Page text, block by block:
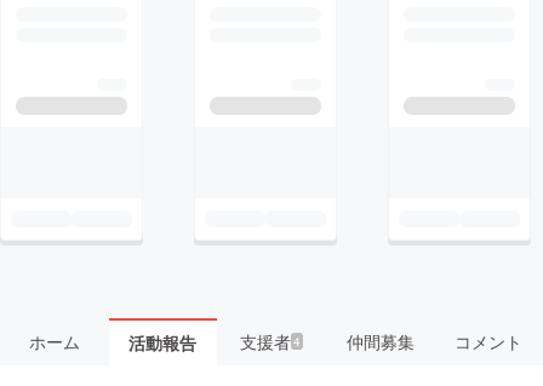
ホーム 活動報告 支援者4 仲間募集 コメント